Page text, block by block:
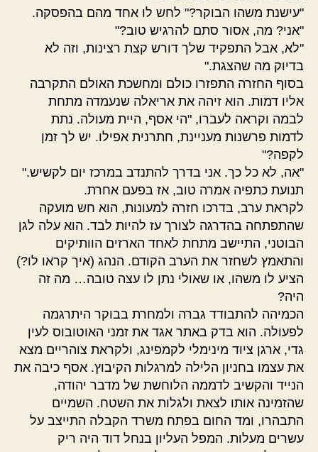
"עישנת משהו הבוקר?" לחש לו אחד מהם בהפסקה.
"אני? מה, אסור סתם להרגיש טוב?"
"לא, אבל התפקיד שלך דורש קצת רצינות, וזה לא
בדיוק מה שהצגת."
בסוף החזרה התפזרו כולם ומחשכת האולם התקרבה
אליו דמות. הוא זיהה את אריאלה שנעמדה מתחת
לבמה וקראה לעברו, "הי אסף, היית מעולה. נתת
לדמות פרשנות מעניינת, חתרנית אפילו. יש לך זמן
לקפה?"
"אה, לא כל כך. אני בדרך להתנדב במרכז יום לקשיש."
תנועת כתפיה אמרה טוב, אז בפעם אחרת.
לקראת ערב, בדרכו חזרה למעונות, הוא חש מועקה
שהתפתחה בהדרגה לצורך עז להיות לבד. הוא עלה לגן
הבוטני, התיישב מתחת לאחד הארזים הוותיקים
והתאמץ לשחזר את הערב הקודם. הנהג (איך קראו לו?)
הציע לו משהו, או שאולי נתן לו עצה טובה… מה זה
היה?
הכמיהה להתבודד גברה ולמחרת בבוקר היתרגמה
לפעולה. הוא בדק באתר אגד את זמני האוטובוס לעין
גדי, ארגן ציוד מינימלי לקמפינג, ולקראת צוהריים מצא
את עצמו בחניון הלילה למרגלות הקיבוץ. אסף כיבה את
הנייד והקשיב לדממה הלוחשת של מדבר יהודה,
שהזמינה אותו לצאת ולגלות את השטח. השמיים
התבהרו, ומד החום בפתח משרד הקבלה התייצב על
עשרים מעלות. המפל העליון בנחל דוד היה ריק